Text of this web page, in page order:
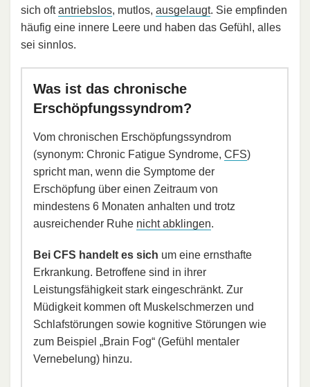
sich oftantriebslos, mutlos, ausgelaugt. Sie empfinden
häufig eine innere Leere und haben das Gefühl, alles
sei sinnlos.
Was ist das chronische
Erschöpfungssyndrom?
Vom chronischen Erschöpfungssyndrom
(synonym: Chronic Fatigue Syndrome, CFS)
spricht man, wenn die Symptome der
Erschöpfung über einen Zeitraum von
mindestens 6 Monaten anhalten und trotz
ausreichender Ruhe nicht abklingen.
Bei CFS handelt es sich um eine ernsthafte
Erkrankung. Betroffene sind in ihrer
Leistungsfähigkeit stark eingeschränkt. Zur
Müdigkeit kommen oft Muskelschmerzen und
Schlafstörungen sowie kognitive Störungen wie
zum Beispiel „Brain Fog“ (Gefühl mentaler
Vernebelung) hinzu.